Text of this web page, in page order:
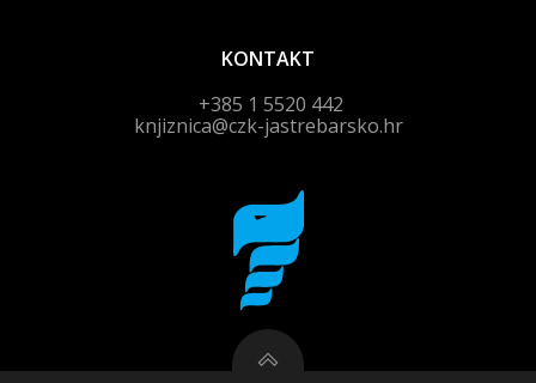
KONTAKT
+385 1 5520 442
knjiznica@czk-jastrebarsko.hr